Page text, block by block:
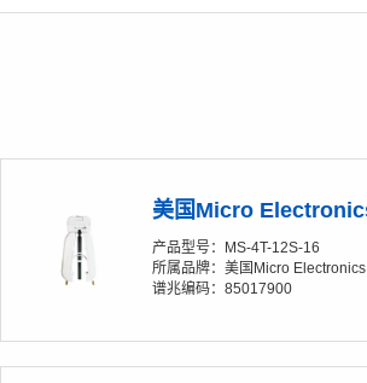
产品型号：MS-4T-12S-16
所属品牌：美国Micro Electronics
谱兆编码：85017900